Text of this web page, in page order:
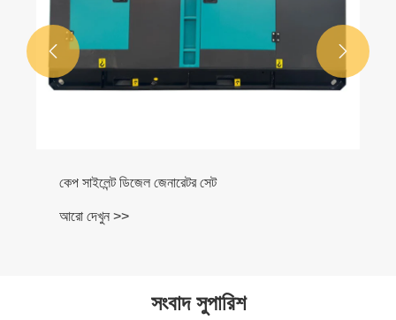
 
সংবাদ সুপারিশ